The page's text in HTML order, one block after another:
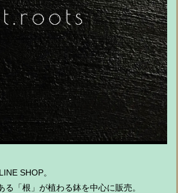
SHOP。
「根」が植わる鉢を中心に販売。